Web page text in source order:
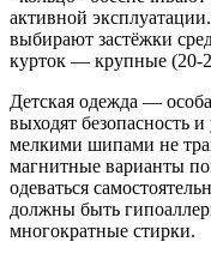
активной
выбирают застёжки
курток — крупные (20-
Детская одежда —
выходят безопасность
мелкими шипами не
магнитные варианты
одеваться
должны быть
многократные стирки.